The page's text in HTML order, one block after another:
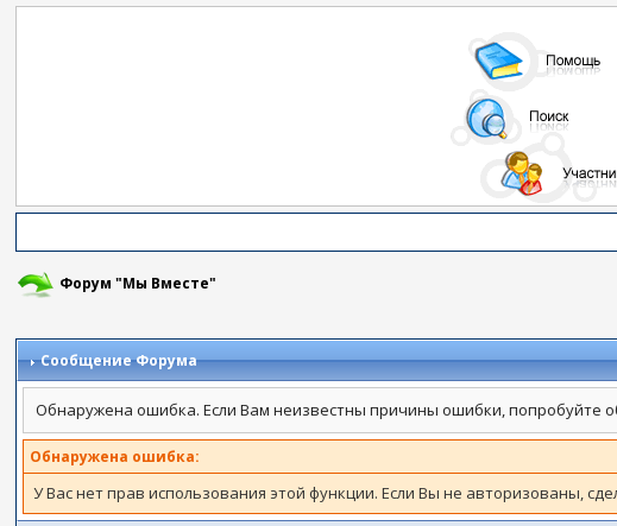
Форум "Мы Вместе"
Сообщение Форума
Обнаружена ошибка. Если Вам неизвестны причины ошибки, попробуйте
Обнаружена ошибка:
У Вас нет прав использования этой функции. Если Вы не авторизованы,